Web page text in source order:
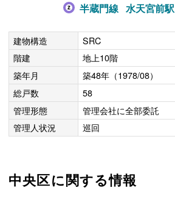
半蔵門線 水天宮前駅
建物構造
SRC
階建
地上10階
築年月
築48年（1978/08）
総戸数
58
管理形態
管理会社に全部委託
管理人状況
巡回
中央区に関する情報